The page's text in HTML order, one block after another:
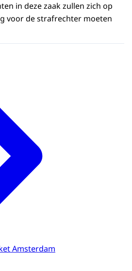
in deze zaak zullen zich op
voor de strafrechter moeten
Amsterdam